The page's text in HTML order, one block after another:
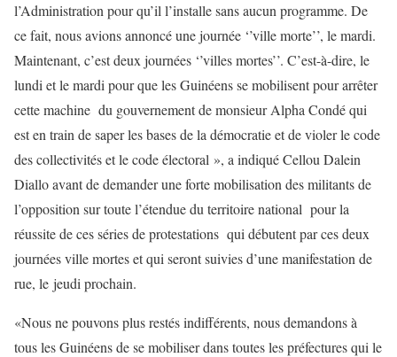
l’Administration pour qu’il l’installe sans aucun programme. De
ce fait, nous avions annoncé une journée ‘’ville morte’’, le mardi.
Maintenant, c’est deux journées ‘’villes mortes’’. C’est-à-dire, le
lundi et le mardi pour que les Guinéens se mobilisent pour arrêter
cette machine du gouvernement de monsieur Alpha Condé qui
est en train de saper les bases de la démocratie et de violer le code
des collectivités et le code électoral », a indiqué Cellou Dalein
Diallo avant de demander une forte mobilisation des militants de
l’opposition sur toute l’étendue du territoire national pour la
réussite de ces séries de protestations qui débutent par ces deux
journées ville mortes et qui seront suivies d’une manifestation de
rue, le jeudi prochain.
«Nous ne pouvons plus restés indifférents, nous demandons à
tous les Guinéens de se mobiliser dans toutes les préfectures qui le